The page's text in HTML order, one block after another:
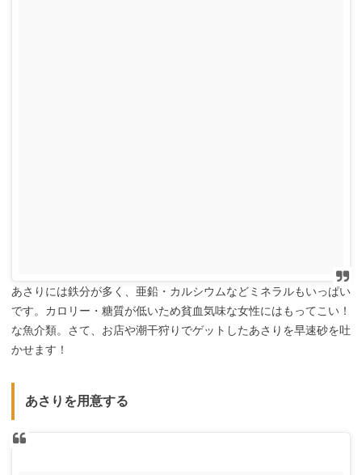
あさりには鉄分が多く、亜鉛・カルシウムなどミネラルもいっぱい
です。カロリー・糖質が低いため貧血気味な女性にはもってこい！
な魚介類。さて、お店や潮干狩りでゲットしたあさりを早速砂を吐
かせます！
あさりを用意する